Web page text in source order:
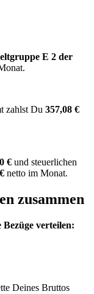
E 2 der
zahlst Du 357,08 €
€ und steuerlichen
netto im Monat.
zusammen
verteilen:
Deines Bruttos